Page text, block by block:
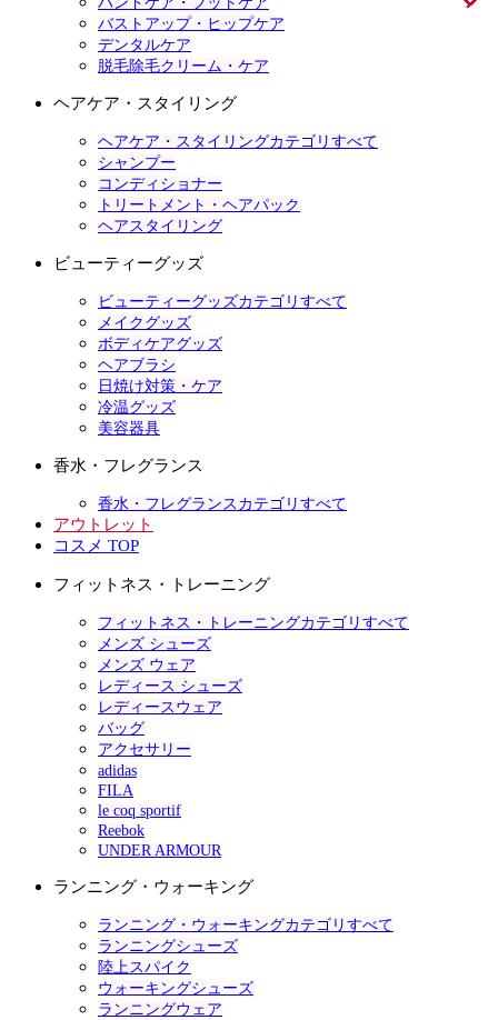
バストアップ・ヒップケア
デンタルケア
脱毛除毛クリーム・ケア
ヘアケア・スタイリング
ヘアケア・スタイリングカテゴリすべて
シャンプー
コンディショナー
トリートメント・ヘアパック
ヘアスタイリング
ビューティーグッズ
ビューティーグッズカテゴリすべて
メイクグッズ
ボディケアグッズ
ヘアブラシ
日焼け対策・ケア
冷温グッズ
美容器具
香水・フレグランス
香水・フレグランスカテゴリすべて
アウトレット
コスメ TOP
フィットネス・トレーニング
フィットネス・トレーニングカテゴリすべて
メンズ シューズ
メンズ ウェア
レディース シューズ
レディースウェア
バッグ
アクセサリー
adidas
FILA
le coq sportif
Reebok
UNDER ARMOUR
ランニング・ウォーキング
ランニング・ウォーキングカテゴリすべて
ランニングシューズ
陸上スパイク
ウォーキングシューズ
ランニングウェア